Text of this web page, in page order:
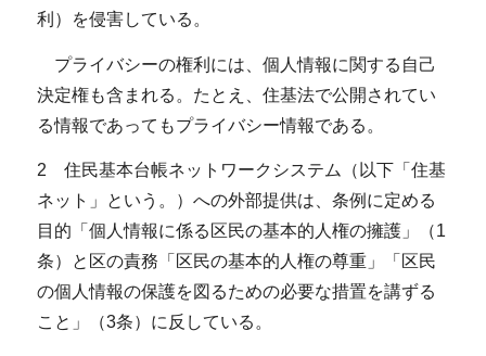
利）を侵害している。
プライバシーの権利には、個人情報に関する自己
決定権も含まれる。たとえ、住基法で公開されてい
る情報であってもプライバシー情報である。
2 住民基本台帳ネットワークシステム（以下「住基
ネット」という。）への外部提供は、条例に定める
目的「個人情報に係る区民の基本的人権の擁護」（1
条）と区の責務「区民の基本的人権の尊重」「区民
の個人情報の保護を図るための必要な措置を講ずる
こと」（3条）に反している。